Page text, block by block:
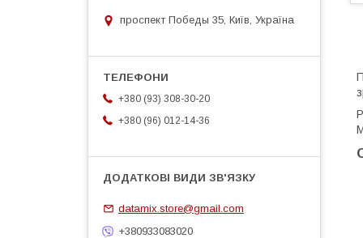
проспект Победы 35, Київ, Україна
+380 (93) 308-30-20
+380 (96) 012-14-36
datamix.store@gmail.com
+380933083020